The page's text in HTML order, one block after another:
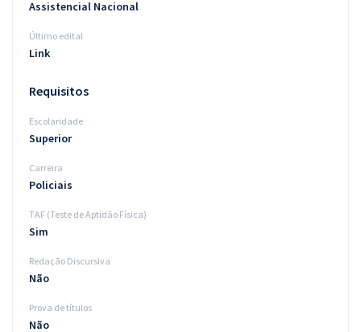
Assistencial Nacional
Último edital
Link
Requisitos
Escolaridade
Superior
Carreira
Policiais
TAF (Teste de Aptidão Física)
Sim
Redação Discursiva
Não
Prova de títulos
Não